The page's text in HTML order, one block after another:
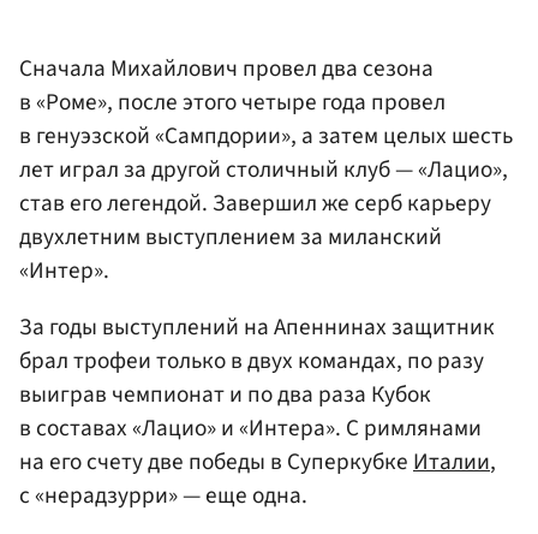
Сначала Михайлович провел два сезона
в «Роме», после этого четыре года провел
в генуэзской «Сампдории», а затем целых шесть
лет играл за другой столичный клуб — «Лацио»,
став его легендой. Завершил же серб карьеру
двухлетним выступлением за миланский
«Интер».
За годы выступлений на Апеннинах защитник
брал трофеи только в двух командах, по разу
выиграв чемпионат и по два раза Кубок
в составах «Лацио» и «Интера». С римлянами
на его счету две победы в СуперкубкеИталии,
с «нерадзурри» — еще одна.